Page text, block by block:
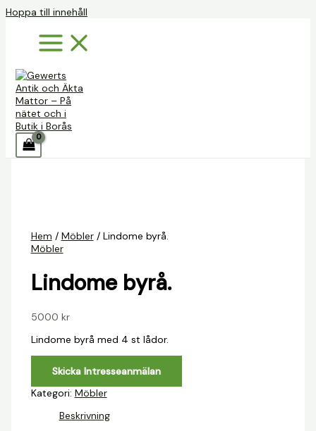
Hoppa till innehåll
Hem / Möbler/ Lindome byrå.
Möbler
Lindome byrå.
5000 kr
Lindome byrå med 4 st lådor.
Skicka Intresseanmälan
Kategori: Möbler
Beskrivning